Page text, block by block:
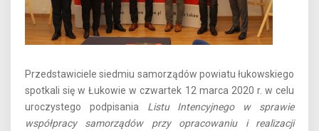
Przedstawiciele siedmiu samorządów powiatu łukowskiego
spotkali się w Łukowie w czwartek 12 marca 2020 r. w celu
uroczystego podpisania Listu Intencyjnego w sprawie
współpracy samorządów przy opracowaniu i realizacji